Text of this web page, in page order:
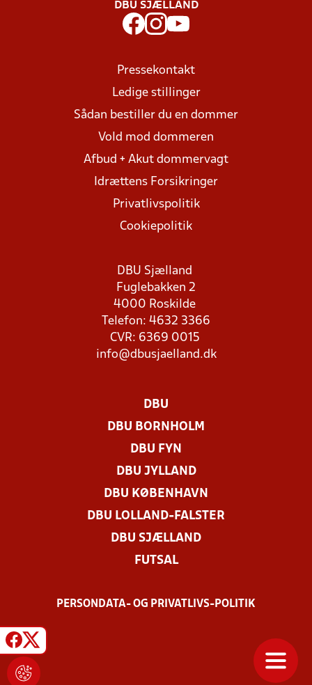
DBU SJÆLLAND
Pressekontakt
Ledige stillinger
Sådan bestiller du en dommer
Vold mod dommeren
Afbud + Akut dommervagt
Idrættens Forsikringer
Privatlivspolitik
Cookiepolitik
DBU Sjælland
Fuglebakken 2
4000 Roskilde
Telefon: 4632 3366
CVR: 6369 0015
info@dbusjaelland.dk
DBU
DBU BORNHOLM
DBU FYN
DBU JYLLAND
DBU KØBENHAVN
DBU LOLLAND-FALSTER
DBU SJÆLLAND
FUTSAL
PERSONDATA- OG PRIVATLIVS-POLITIK